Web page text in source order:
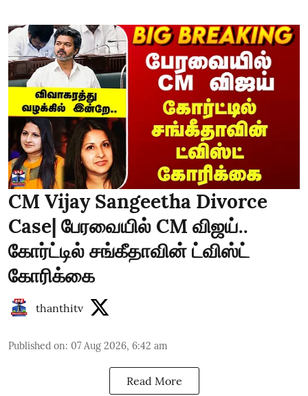
CM Vijay Sangeetha Divorce
Case| பேரவையில் CM விஜய்..
கோர்ட்டில் சங்கீதாவின் ட்விஸ்ட்
கோரிக்கை
thanthitv
Published on: 07 Aug 2026, 6:42 am
Read More